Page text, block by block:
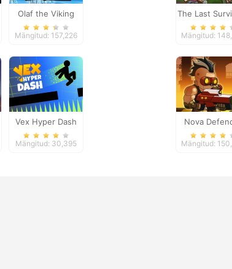
Olaf the Viking
Mängitud: 157,226
Vex Hyper Dash
Mängitud: 30,395
The Last
Mängitud:
Nova
Mängitud: